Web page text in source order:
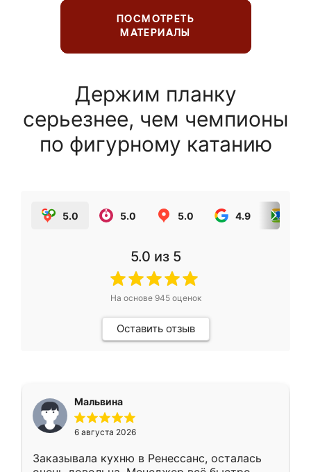
ПОСМОТРЕТЬ
МАТЕРИАЛЫ
Держим планку
серьезнее, чем чемпионы
по фигурному катанию
5.0 5.0 5.0 4.9
5.0 из 5
На основе 945оценок
Оставить отзыв
Мальвина
6 августа 2026
Заказывала кухню в Ренессанс, осталась